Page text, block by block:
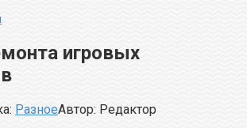
игровых
РазноеАвтор: Редактор